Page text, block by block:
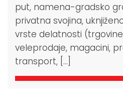
put, namena-gradsko
privatna svojina,
vrste delatnosti
veleprodaje, magacini,
transport, […]